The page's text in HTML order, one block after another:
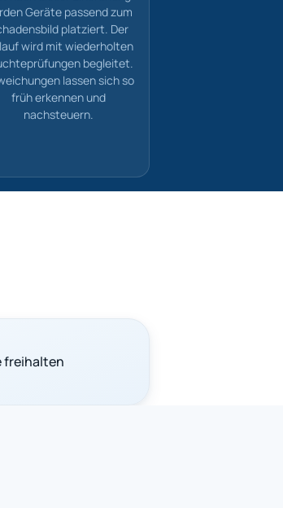
Geräte passend zum
platziert. Der
wird mit wiederholten
begleitet.
lassen sich so
früh erkennen und
nachsteuern.
freihalten